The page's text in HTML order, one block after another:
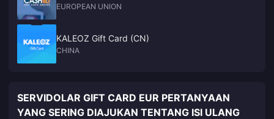
EUROPEAN UNION
KALEOZ Gift Card (CN)
CHINA
SERVIDOLAR GIFT CARD EUR PERTANYAAN
YANG SERING DIAJUKAN TENTANG ISI ULANG